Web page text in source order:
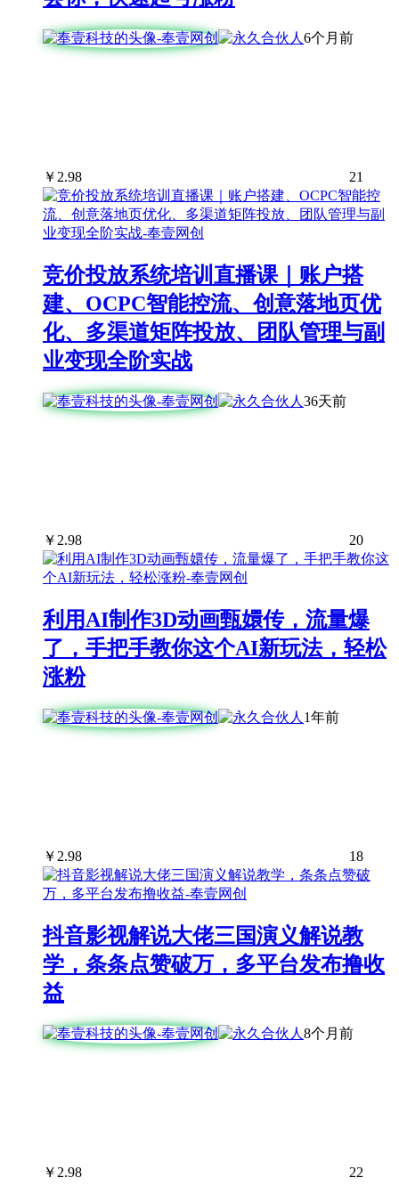
6个月前
￥ 2.98 21
竞价投放系统培训直播课｜账户搭
建、OCPC智能控流、创意落地页优
化、多渠道矩阵投放、团队管理与副
业变现全阶实战
36天前
￥ 2.98 20
利用AI制作3D动画甄嬛传，流量爆
了，手把手教你这个AI新玩法，轻松
涨粉
1年前
￥ 2.98 18
抖音影视解说大佬三国演义解说教
学，条条点赞破万，多平台发布撸收
益
8个月前
￥ 2.98 22